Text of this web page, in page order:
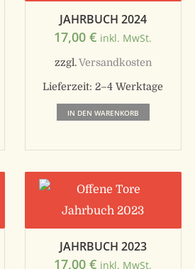
JAHRBUCH 2024
17,00€ inkl. MwSt.
zzgl.Versandkosten
Lieferzeit:2–4 Werktage
IN DEN WARENKORB
JAHRBUCH 2023
17,00€ inkl. MwSt.